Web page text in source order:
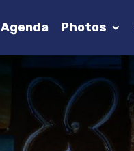
Agenda Photos